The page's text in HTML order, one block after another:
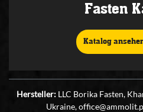
Fasten
Katalog
Hersteller: LLC Borika Fasten,
Ukraine,